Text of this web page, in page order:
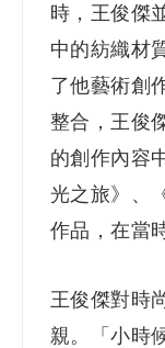
時，王俊傑
中的紡織材
了他藝術創
整合，王俊
的創作內容
光之旅》、
作品，在當
王俊傑對時
親。「小時